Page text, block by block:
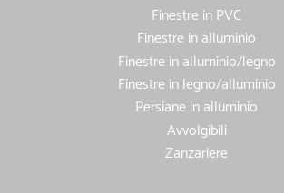
Finestre in PVC
Finestre in alluminio
Finestre in alluminio/legno
Finestre in legno/alluminio
Persiane in alluminio
Avvolgibili
Zanzariere